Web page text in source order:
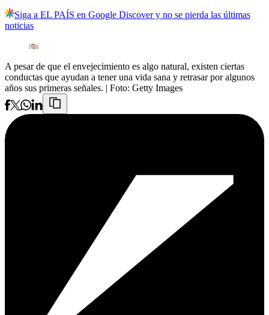
Siga a EL PAÍS en Google Discover y no se pierda las últimas
noticias
A pesar de que el envejecimiento es algo natural, existen ciertas
conductas que ayudan a tener una vida sana y retrasar por algunos
años sus primeras señales. | Foto: Getty Images